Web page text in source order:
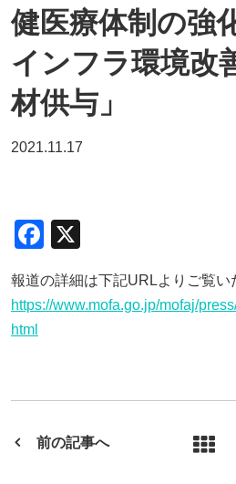
健医療体制の強
インフラ環境改
材供与」
2021.11.17
F
c
e
o
k
報道の詳細は下記URLよりご覧い
https://www.mofa.go.jp/mofaj/
html
前の記事へ